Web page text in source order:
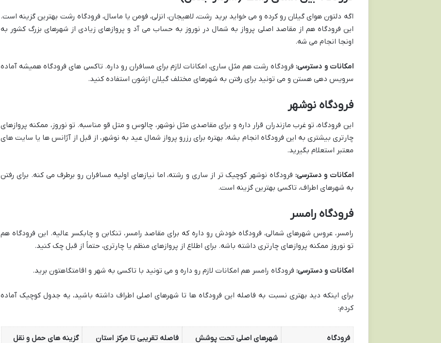
اگه دلتون هوای گیلان رو کرده و می خواید برید رشت، لاهیجان، انزلی، فومن یا ماسال، فرودگاه رشت بهترین گزینه است.
این فرودگاه هم از مقاصد اصلی پرواز به شمال در نوروز به حساب می آد و پروازهای زیادی از شهرهای بزرگ کشور به
اونجا انجام می شه.
امکانات و دسترسی:فرودگاه رشت هم مثل ساری، امکانات لازم برای مسافران رو داره. تاکسی های فرودگاه همیشه آماده
سرویس دهی هستن و می تونید برای رفتن به شهرهای مختلف گیلان ازشون استفاده کنید.
فرودگاه نوشهر
این فرودگاه، تو غرب مازندران قرار داره و برای مقاصدی مثل نوشهر، چالوس و متل قو مناسبه. تو نوروز، ممکنه پروازهای
چارتری بیشتری به این فرودگاه انجام بشه. بهتره برای رزرو پرواز شمال عید به نوشهر، از قبل از آژانس ها یا سایت های
معتبر استعلام بگیرید.
امکانات و دسترسی: فرودگاه نوشهر کوچیک تر از ساری و رشته، اما نیازهای اولیه مسافران رو برطرف می کنه. برای رفتن
به شهرهای اطراف، تاکسی بهترین گزینه است.
فرودگاه رامسر
رامسر، عروس شهرهای شمالی، فرودگاه خودش رو داره که برای مقاصد رامسر، تنکابن و چابکسر عالیه. این فرودگاه هم
تو نوروز ممکنه پروازهای چارتری داشته باشه. برای اطلاع از پروازهای منظم یا چارتری، حتماً از قبل چک کنید.
امکانات و دسترسی: فرودگاه رامسر هم امکانات لازم رو داره و می تونید با تاکسی به شهر و اقامتگاهتون برید.
برای اینکه دید بهتری نسبت به فاصله این فرودگاه ها تا شهرهای اصلی اطراف داشته باشید، یه جدول کوچیک آماده
کردم:
فرودگاه شهرهای اصلی تحت پوشش فاصله تقریبی تا مرکز استان گزینه های حمل و نقل